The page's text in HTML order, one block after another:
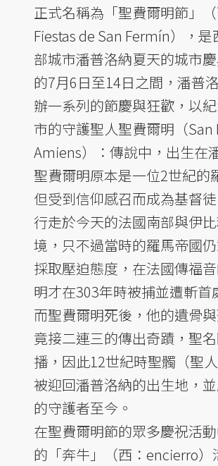
正式名稱為「聖費爾明節」
Fiestas de San Fermín），是
部城市潘普洛納夏天的城市
的7月6日至14日之間，潘普
辦一系列的節慶與狂歡，以
市的守護聖人聖費爾明（San
Amiens）：傳說中，出生在
聖費爾明原本是一位2世紀的
但受到信仰感召而成為基督
行走於今天的法國南部與伊
境，只不過當時的羅馬帝國
採取壓迫態度，在法國傳福
明才在303年時被捕並遭斬首
而聖費爾明死後，他的遺骨
竟接二連三的傳出奇蹟，聖
播，因此12世紀時聖髑（聖
被迎回潘普洛納的出生地，
的守護者至今。
在聖費爾明節的眾多慶祝活
的「奔牛」（西：encierro）